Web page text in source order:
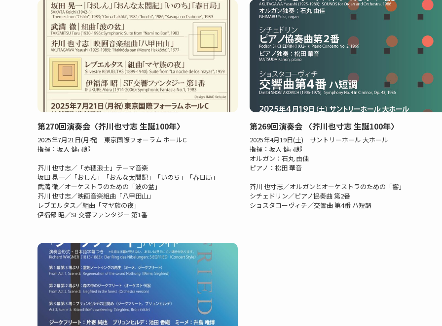
第270回演奏会〈芥川也寸志 生誕100年〉
2025年7月21日(月祝) 東京国際フォーラム ホールC
指揮：坂入 健司郎
芥川 也寸志／「赤穂浪士」テーマ音楽
坂田 晃一／「おしん」「おんな太閤記」「いのち」「春日局」
武満 徹／オーケストラのための「波の盆」
芥川 也寸志／映画音楽組曲「八甲田山」
レブエルタス／組曲「マヤ族の夜」
伊福部 昭／SF交響ファンタジー 第1番
第269回演奏会 〈芥川也寸志 生誕100年〉
2025年4月19日(土) サントリーホール 大ホール
指揮：坂入 健司郎
オルガン：石丸 由佳
ピアノ：松田 華音
芥川 也寸志／オルガンとオーケストラのための「響」
シチェドリン／ピアノ協奏曲 第2番
ショスタコーヴィチ／交響曲 第4番 ハ短調